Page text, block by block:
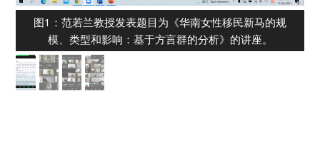
图1：范若兰教授发表题目为《华南女性移民新马的规
模、类型和影响：基于方言群的分析》的讲座。